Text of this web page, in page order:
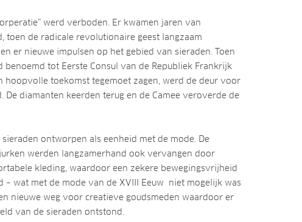
werd verboden. Er kwamen jaren van
toen de radicale revolutionaire geest langzaam
er nieuwe impulsen op het gebied van sieraden. Toen
benoemd tot Eerste Consul van de Republiek Frankrijk
hoopvolle toekomst tegemoet zagen, werd de deur voor
De diamanten keerden terug en de Camee veroverde de
ontworpen als eenheid met de mode. De
werden langzamerhand ook vervangen door
kleding, waardoor een zekere bewegingsvrijheid
wat met de mode van de XVIII Eeuw niet mogelijk was
nieuwe weg voor creatieve goudsmeden waardoor er
van de sieraden ontstond.